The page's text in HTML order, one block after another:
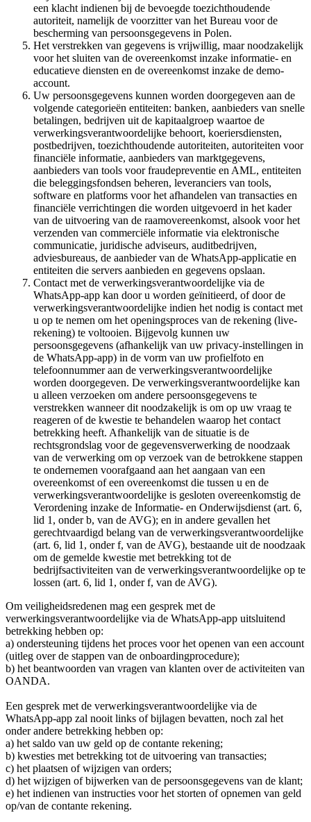
een klacht indienen bij de bevoegde toezichthoudende
autoriteit, namelijk de voorzitter van het Bureau voor de
bescherming van persoonsgegevens in Polen.
Het verstrekken van gegevens is vrijwillig, maar noodzakelijk
voor het sluiten van de overeenkomst inzake informatie- en
educatieve diensten en de overeenkomst inzake de demo-
account.
Uw persoonsgegevens kunnen worden doorgegeven aan de
volgende categorieën entiteiten: banken, aanbieders van snelle
betalingen, bedrijven uit de kapitaalgroep waartoe de
verwerkingsverantwoordelijke behoort, koeriersdiensten,
postbedrijven, toezichthoudende autoriteiten, autoriteiten voor
financiële informatie, aanbieders van marktgegevens,
aanbieders van tools voor fraudepreventie en AML, entiteiten
die beleggingsfondsen beheren, leveranciers van tools,
software en platforms voor het afhandelen van transacties en
financiële verrichtingen die worden uitgevoerd in het kader
van de uitvoering van de raamovereenkomst, alsook voor het
verzenden van commerciële informatie via elektronische
communicatie, juridische adviseurs, auditbedrijven,
adviesbureaus, de aanbieder van de WhatsApp-applicatie en
entiteiten die servers aanbieden en gegevens opslaan.
Contact met de verwerkingsverantwoordelijke via de
WhatsApp-app kan door u worden geïnitieerd, of door de
verwerkingsverantwoordelijke indien het nodig is contact met
u op te nemen om het openingsproces van de rekening (live-
rekening) te voltooien. Bijgevolg kunnen uw
persoonsgegevens (afhankelijk van uw privacy-instellingen in
de WhatsApp-app) in de vorm van uw profielfoto en
telefoonnummer aan de verwerkingsverantwoordelijke
worden doorgegeven. De verwerkingsverantwoordelijke kan
u alleen verzoeken om andere persoonsgegevens te
verstrekken wanneer dit noodzakelijk is om op uw vraag te
reageren of de kwestie te behandelen waarop het contact
betrekking heeft. Afhankelijk van de situatie is de
rechtsgrondslag voor de gegevensverwerking de noodzaak
van de verwerking om op verzoek van de betrokkene stappen
te ondernemen voorafgaand aan het aangaan van een
overeenkomst of een overeenkomst die tussen u en de
verwerkingsverantwoordelijke is gesloten overeenkomstig de
Verordening inzake de Informatie- en Onderwijsdienst (art. 6,
lid 1, onder b, van de AVG); en in andere gevallen het
gerechtvaardigd belang van de verwerkingsverantwoordelijke
(art. 6, lid 1, onder f, van de AVG), bestaande uit de noodzaak
om de gemelde kwestie met betrekking tot de
bedrijfsactiviteiten van de verwerkingsverantwoordelijke op te
lossen (art. 6, lid 1, onder f, van de AVG).
Om veiligheidsredenen mag een gesprek met de
verwerkingsverantwoordelijke via de WhatsApp-app uitsluitend
betrekking hebben op:
a) ondersteuning tijdens het proces voor het openen van een account
(uitleg over de stappen van de onboardingprocedure);
b) het beantwoorden van vragen van klanten over de activiteiten van
OANDA.
Een gesprek met de verwerkingsverantwoordelijke via de
WhatsApp-app zal nooit links of bijlagen bevatten, noch zal het
onder andere betrekking hebben op:
a) het saldo van uw geld op de contante rekening;
b) kwesties met betrekking tot de uitvoering van transacties;
c) het plaatsen of wijzigen van orders;
d) het wijzigen of bijwerken van de persoonsgegevens van de klant;
e) het indienen van instructies voor het storten of opnemen van geld
op/van de contante rekening.